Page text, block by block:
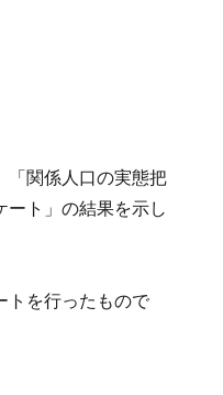
「関係人口の実態把
ート」の結果を示し
トを行ったもので